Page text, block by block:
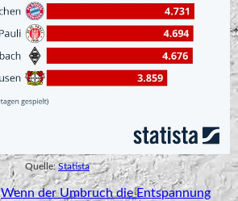
Quelle:Statista
Wenn der Umbruch die Entspannung